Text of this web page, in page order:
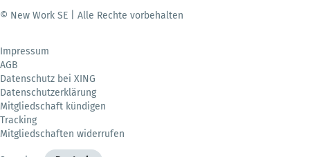
© New Work SE | Alle Rechte vorbehalten
Impressum
AGB
Datenschutz bei XING
Datenschutzerklärung
Mitgliedschaft kündigen
Tracking
Mitgliedschaften widerrufen